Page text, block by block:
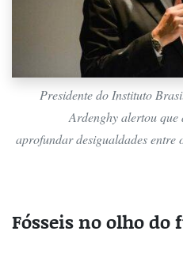
Presidente do Instituto
Ardenghy alertou que
aprofundar desigualdades entre
Fósseis no olho do